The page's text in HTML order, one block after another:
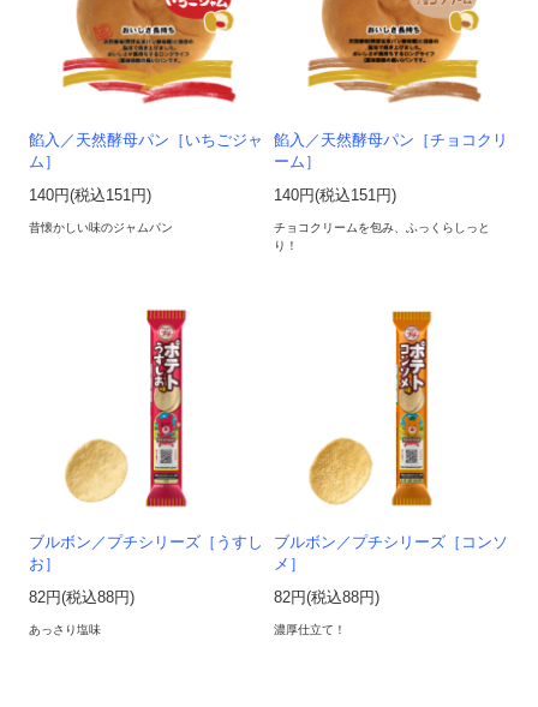
餡入／天然酵母パン［いちごジャ
ム］
140円(税込151円)
昔懐かしい味のジャムパン
餡入／天然酵母パン［チョコクリ
ーム］
140円(税込151円)
チョコクリームを包み、ふっくらしっと
り！
ブルボン／プチシリーズ［うすし
お］
82円(税込88円)
あっさり塩味
ブルボン／プチシリーズ［コンソ
メ］
82円(税込88円)
濃厚仕立て！